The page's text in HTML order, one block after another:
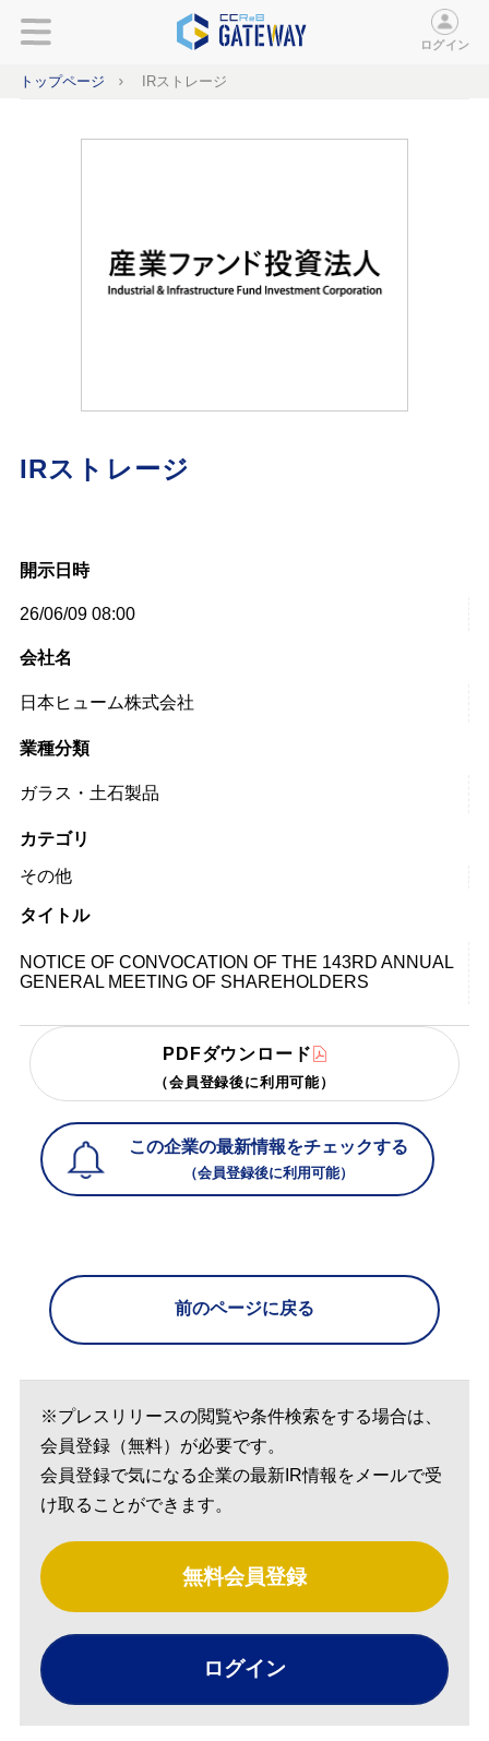
ログイン
トップページ IRストレージ
IRストレージ
開示日時
26/06/09 08:00
会社名
日本ヒューム株式会社
業種分類
ガラス・土石製品
カテゴリ
その他
タイトル
NOTICE OF CONVOCATION OF THE 143RD ANNUAL
GENERAL MEETING OF SHAREHOLDERS
PDFダウンロード
（会員登録後に利用可能）
この企業の最新情報をチェックする
（会員登録後に利用可能）
前のページに戻る
※プレスリリースの閲覧や条件検索をする場合は、
会員登録（無料）が必要です。
会員登録で気になる企業の最新IR情報をメールで受
け取ることができます。
無料会員登録
ログイン